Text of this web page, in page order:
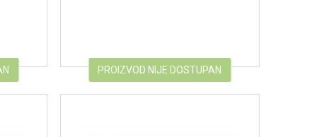
PROIZVOD NIJE DOSTUPAN